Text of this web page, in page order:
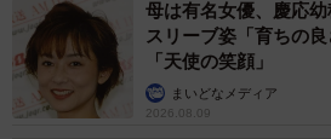
母は有名女優、慶応
スリーブ姿「育ちの
「天使の笑顔」
まいどなメディア
2026.08.09